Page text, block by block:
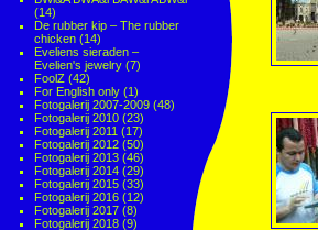
(14)
De rubber kip – The rubber
chicken (14)
Eveliens sieraden –
Evelien's jewelry (7)
FoolZ (42)
For English only (1)
Fotogalerij 2007-2009 (48)
Fotogalerij 2010 (23)
Fotogalerij 2011 (17)
Fotogalerij 2012 (50)
Fotogalerij 2013 (46)
Fotogalerij 2014 (29)
Fotogalerij 2015 (33)
Fotogalerij 2016 (12)
Fotogalerij 2017 (8)
Fotogalerij 2018 (9)